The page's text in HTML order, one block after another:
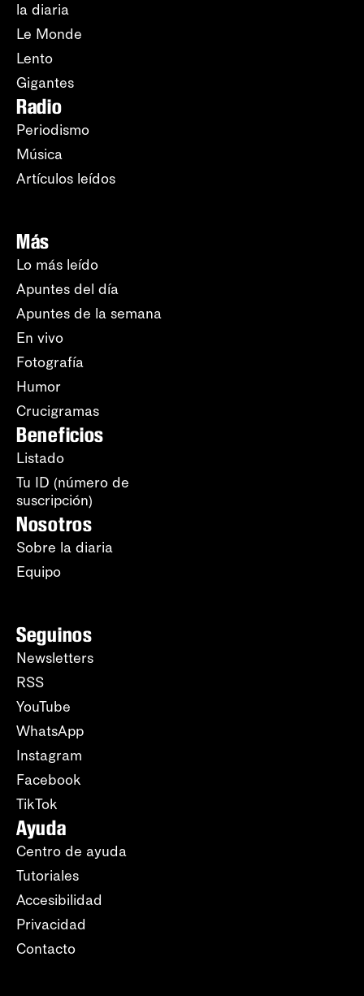
la diaria
Le Monde
Lento
Gigantes
Radio
Periodismo
Música
Artículos leídos
Más
Lo más leído
Apuntes del día
Apuntes de la semana
En vivo
Fotografía
Humor
Crucigramas
Beneficios
Listado
Tu ID (número de
suscripción)
Nosotros
Sobre la diaria
Equipo
Seguinos
Newsletters
RSS
YouTube
WhatsApp
Instagram
Facebook
TikTok
Ayuda
Centro de ayuda
Tutoriales
Accesibilidad
Privacidad
Contacto